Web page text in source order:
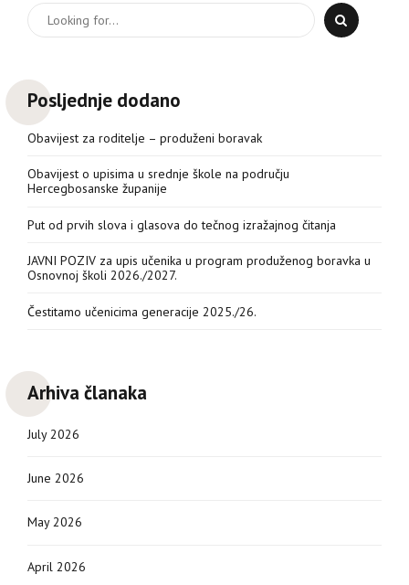
Posljednje dodano
Obavijest za roditelje – produženi boravak
Obavijest o upisima u srednje škole na području
Hercegbosanske županije
Put od prvih slova i glasova do tečnog izražajnog čitanja
JAVNI POZIV za upis učenika u program produženog boravka u
Osnovnoj školi 2026./2027.
Čestitamo učenicima generacije 2025./26.
Arhiva članaka
July 2026
June 2026
May 2026
April 2026